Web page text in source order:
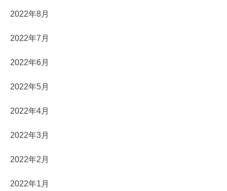
2022年8月
2022年7月
2022年6月
2022年5月
2022年4月
2022年3月
2022年2月
2022年1月